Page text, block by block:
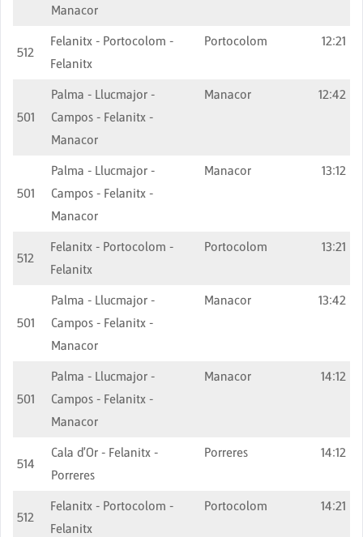
Manacor
512
Felanitx - Portocolom -
Felanitx
Portocolom 12:21
501
Palma - Llucmajor -
Campos - Felanitx -
Manacor
Manacor 12:42
501
Palma - Llucmajor -
Campos - Felanitx -
Manacor
Manacor 13:12
512
Felanitx - Portocolom -
Felanitx
Portocolom 13:21
501
Palma - Llucmajor -
Campos - Felanitx -
Manacor
Manacor 13:42
501
Palma - Llucmajor -
Campos - Felanitx -
Manacor
Manacor 14:12
514
Cala d'Or - Felanitx -
Porreres
Porreres 14:12
512
Felanitx - Portocolom -
Felanitx
Portocolom 14:21